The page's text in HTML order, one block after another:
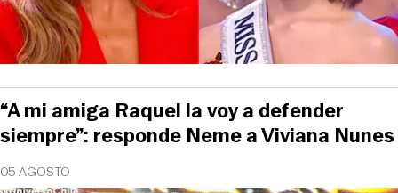
05 AGOSTO
“A mi amiga Raquel la voy a defender
siempre”: responde Neme a Viviana Nunes